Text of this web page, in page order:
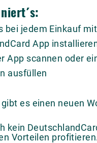
bei jedem Einkauf
App
App scannen oder
ausfüllen
es einen neuen
kein
Vorteilen